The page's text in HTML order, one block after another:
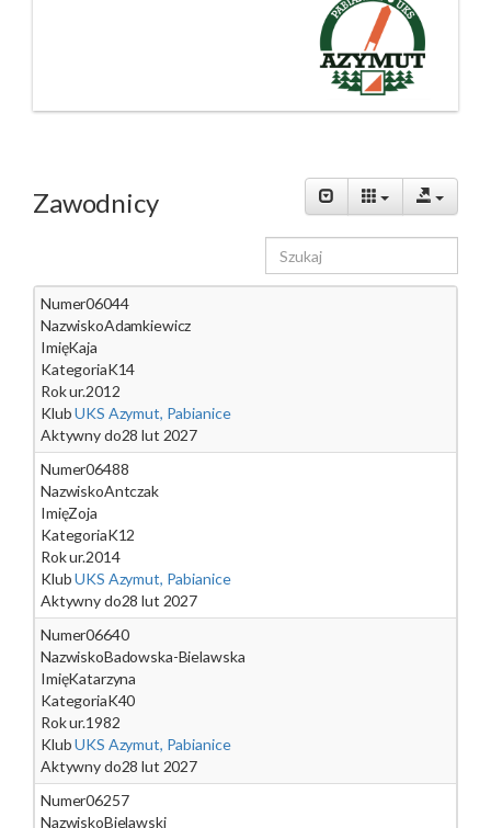
Zawodnicy
Numer06044
NazwiskoAdamkiewicz
ImięKaja
KategoriaK14
Rok ur.2012
KlubUKS Azymut, Pabianice
Aktywny do28 lut 2027
Numer06488
NazwiskoAntczak
ImięZoja
KategoriaK12
Rok ur.2014
KlubUKS Azymut, Pabianice
Aktywny do28 lut 2027
Numer06640
NazwiskoBadowska-Bielawska
ImięKatarzyna
KategoriaK40
Rok ur.1982
KlubUKS Azymut, Pabianice
Aktywny do28 lut 2027
Numer06257
NazwiskoBielawski